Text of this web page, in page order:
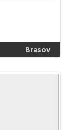
Brasov